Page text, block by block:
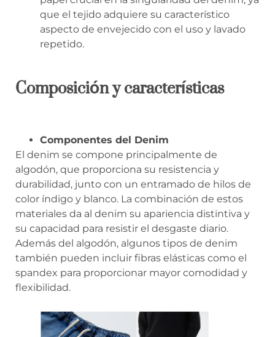
que el tejido adquiere su característico
aspecto de envejecido con el uso y lavado
repetido.
Composición y características
Componentes del Denim
El denim se compone principalmente de
algodón, que proporciona su resistencia y
durabilidad, junto con un entramado de hilos de
color índigo y blanco. La combinación de estos
materiales da al denim su apariencia distintiva y
su capacidad para resistir el desgaste diario.
Además del algodón, algunos tipos de denim
también pueden incluir fibras elásticas como el
spandex para proporcionar mayor comodidad y
flexibilidad.